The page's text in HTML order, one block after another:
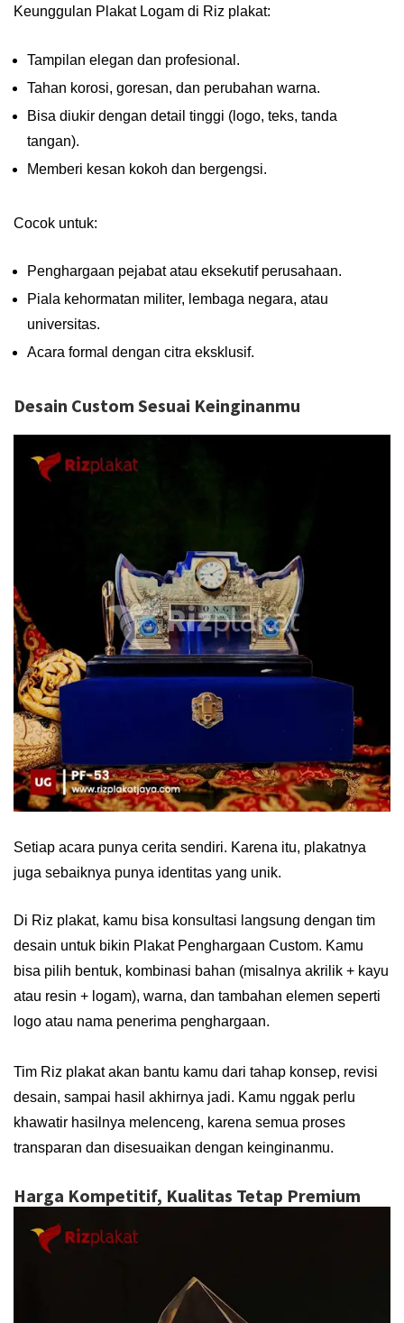
Keunggulan Plakat Logam di Riz plakat:
Tampilan elegan dan profesional.
Tahan korosi, goresan, dan perubahan warna.
Bisa diukir dengan detail tinggi (logo, teks, tanda
tangan).
Memberi kesan kokoh dan bergengsi.
Cocok untuk:
Penghargaan pejabat atau eksekutif perusahaan.
Piala kehormatan militer, lembaga negara, atau
universitas.
Acara formal dengan citra eksklusif.
Desain Custom Sesuai Keinginanmu
Setiap acara punya cerita sendiri. Karena itu, plakatnya
juga sebaiknya punya identitas yang unik.
Di Riz plakat, kamu bisa konsultasi langsung dengan tim
desain untuk bikin Plakat Penghargaan Custom. Kamu
bisa pilih bentuk, kombinasi bahan (misalnya akrilik + kayu
atau resin + logam), warna, dan tambahan elemen seperti
logo atau nama penerima penghargaan.
Tim Riz plakat akan bantu kamu dari tahap konsep, revisi
desain, sampai hasil akhirnya jadi. Kamu nggak perlu
khawatir hasilnya melenceng, karena semua proses
transparan dan disesuaikan dengan keinginanmu.
Harga Kompetitif, Kualitas Tetap Premium